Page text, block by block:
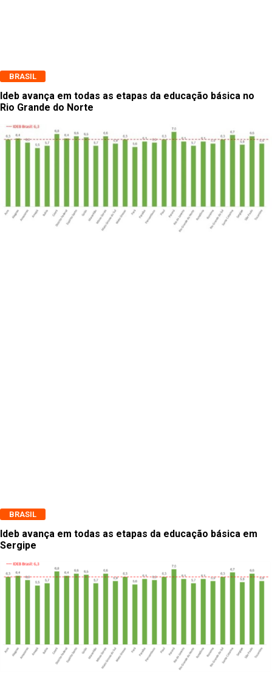
BRASIL
Ideb avança em todas as etapas da educação básica no
Rio Grande do Norte
BRASIL
Ideb avança em todas as etapas da educação básica em
Sergipe